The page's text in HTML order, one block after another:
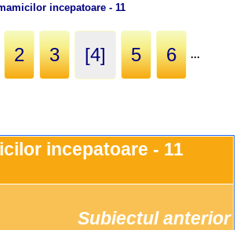
incepatoare - 11
2 3 [4] 5 6 ...
incepatoare - 11
Subiectul anterior